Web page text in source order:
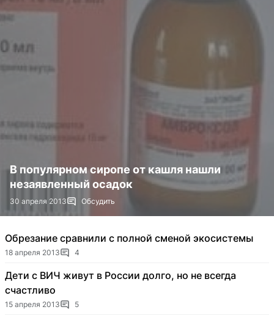
В популярном сиропе от кашля нашли
незаявленный осадок
30 апреля 2013 Обсудить
Обрезание сравнили с полной сменой экосистемы
18 апреля 2013 4
Дети с ВИЧ живут в России долго, но не всегда
счастливо
15 апреля 2013 5